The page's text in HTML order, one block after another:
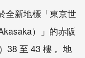
全新地標「東京世
）」的赤阪
38 至 43 樓 。地